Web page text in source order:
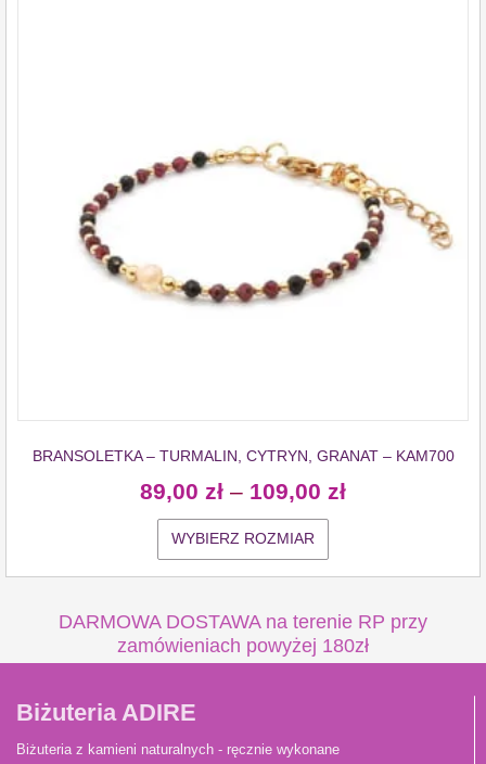
BRANSOLETKA – TURMALIN, CYTRYN, GRANAT – KAM700
89,00 zł – 109,00 zł
WYBIERZ ROZMIAR
DARMOWA DOSTAWA na terenie RP przy
zamówieniach powyżej 180zł
Biżuteria ADIRE
Biżuteria z kamieni naturalnych - ręcznie wykonane